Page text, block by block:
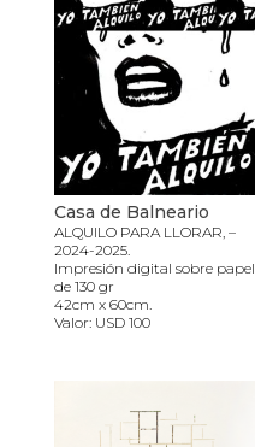
Casa de Balneario
ALQUILO PARA LLORAR, –
2024-2025.
Impresión digital sobre papel
de 130 gr
42cm x 60cm.
Valor: USD 100